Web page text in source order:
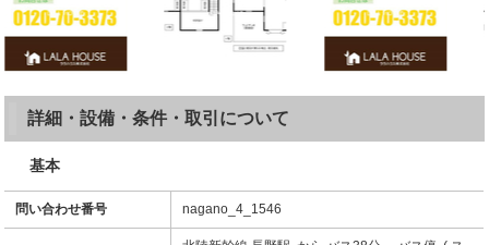
詳細・設備・条件・取引について
基本
問い合わせ番号 nagano_4_1546